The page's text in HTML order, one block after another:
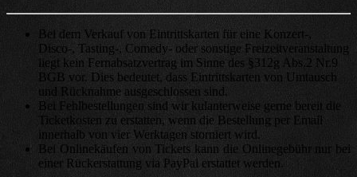
Bei dem Verkauf von Eintrittskarten für eine Konzert-,
Disco-, Tasting-, Comedy- oder sonstige Freizeitveranstaltung
liegt kein Fernabsatzvertrag im Sinne des §312g Abs.2 Nr.9
BGB vor. Dies bedeutet, dass Eintrittskarten von Umtausch
und Rücknahme ausgeschlossen sind.
Bei Fehlbestellungen sind wir kulanterweise gerne bereit die
Ticketkosten zu erstatten, wenn die Bestellung per Email
innerhalb von vier Werktagen storniert wird.
Bei Onlinekäufen von Tickets kann die Onlinegebühr nur bei
einer Rückerstattung via PayPal erstattet werden.